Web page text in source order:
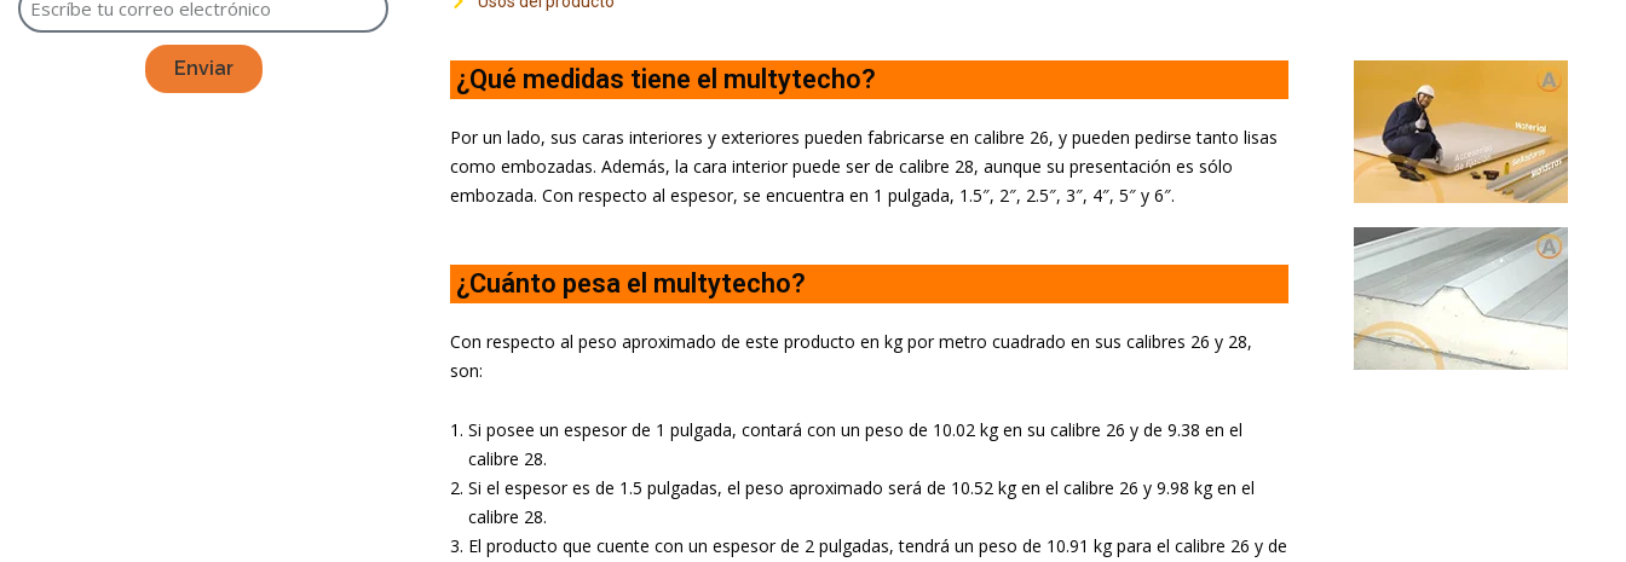
¿Qué medidas tiene el multytecho?
Por un lado, sus caras interiores y exteriores pueden fabricarse en calibre 26, y pueden pedirse tanto lisas
como embozadas. Además, la cara interior puede ser de calibre 28, aunque su presentación es sólo
embozada. Con respecto al espesor, se encuentra en 1 pulgada, 1.5″, 2″, 2.5″, 3″, 4″, 5″ y 6″.
¿Cuánto pesa el multytecho?
Con respecto al peso aproximado de este producto en kg por metro cuadrado en sus calibres 26 y 28,
son:
Si posee un espesor de 1 pulgada, contará con un peso de 10.02 kg en su calibre 26 y de 9.38 en el
calibre 28.
Si el espesor es de 1.5 pulgadas, el peso aproximado será de 10.52 kg en el calibre 26 y 9.98 kg en el
calibre 28.
El producto que cuente con un espesor de 2 pulgadas, tendrá un peso de 10.91 kg para el calibre 26 y de
Enviar